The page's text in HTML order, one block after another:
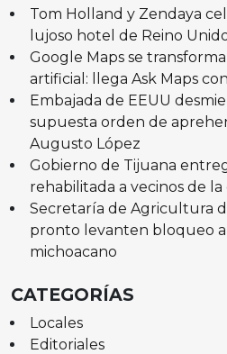
Tom Holland y Zendaya
lujoso hotel de Reino
Google Maps se
artificial: llega Ask Maps
Embajada de EEUU
supuesta orden de
Augusto López
Gobierno de Tijuana
rehabilitada a vecinos de
Secretaría de Agricultura
pronto levanten bloqueo
michoacano
CATEGORÍAS
Locales
Editoriales